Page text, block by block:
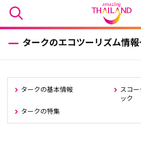
タークのエコツーリズム情
タークの基本情報
スコ
ック
タークの特集